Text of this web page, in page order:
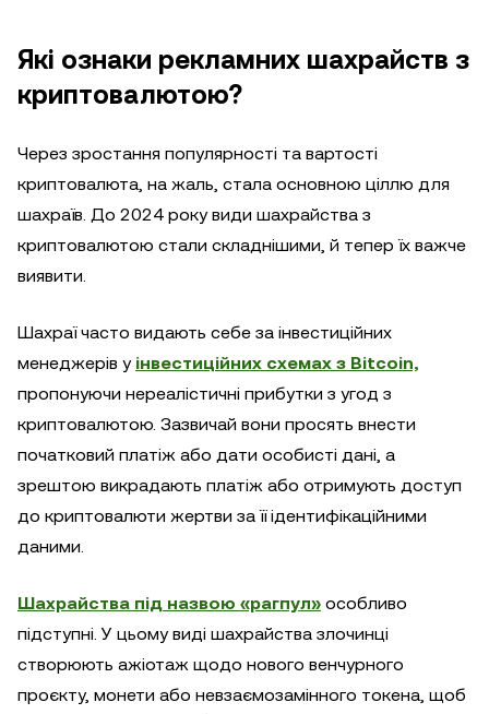
Які ознаки рекламних шахрайств з
криптовалютою?
Через зростання популярності та вартості
криптовалюта, на жаль, стала основною ціллю для
шахраїв. До 2024 року види шахрайства з
криптовалютою стали складнішими, й тепер їх важче
виявити.
Шахраї часто видають себе за інвестиційних
менеджерів у інвестиційних схемах з Bitcoin,
пропонуючи нереалістичні прибутки з угод з
криптовалютою. Зазвичай вони просять внести
початковий платіж або дати особисті дані, а
зрештою викрадають платіж або отримують доступ
до криптовалюти жертви за її ідентифікаційними
даними.
Шахрайства під назвою «рагпул» особливо
підступні. У цьому виді шахрайства злочинці
створюють ажіотаж щодо нового венчурного
проєкту, монети або невзаємозамінного токена, щоб